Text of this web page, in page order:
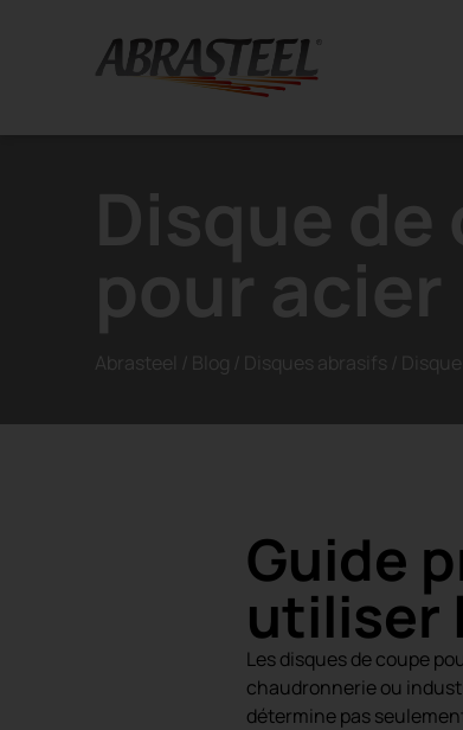
Disque de
pour acier
Abrasteel / Blog / Disques abrasifs /
Guide
utiliser
Les disques de coupe
chaudronnerie ou
détermine pas